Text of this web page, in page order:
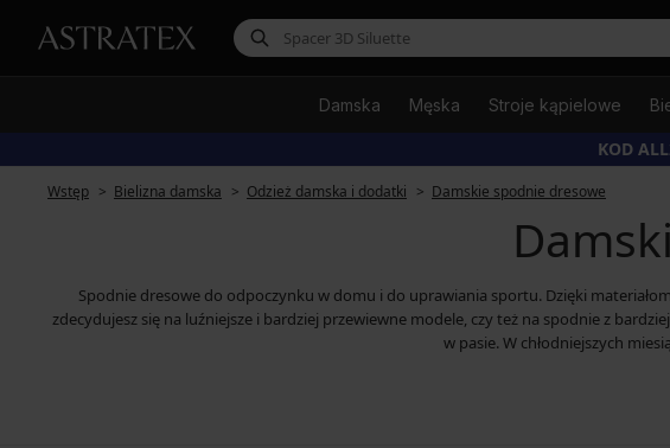
Damska Męska Stroje kąpielowe
KOD
Wstęp Bielizna damska Odzież damska i dodatki Damskie spodnie dresowe
Spodnie dresowe do odpoczynku w domu i do uprawiania sportu. Dzięki
zdecydujesz się na luźniejsze i bardziej przewiewne modele, czy też na spodnie z
w pasie. W chłodniejszych